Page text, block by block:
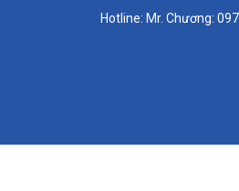
Hotline: Mr. Chương: